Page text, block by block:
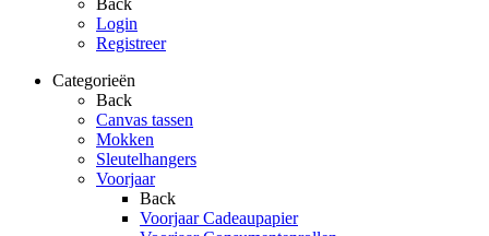
Back
Login
Registreer
Categorieën
Back
Canvas tassen
Mokken
Sleutelhangers
Voorjaar
Back
Voorjaar Cadeaupapier